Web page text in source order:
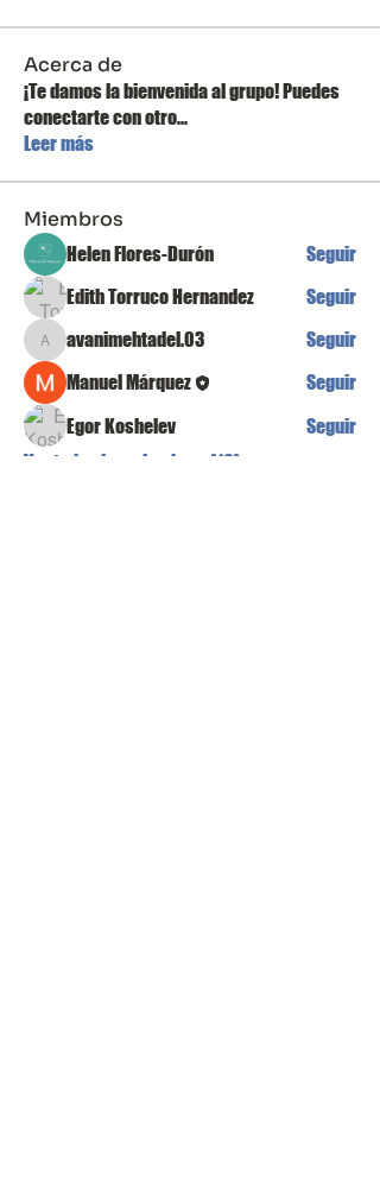
Acerca de
¡Te damos la bienvenida al grupo! Puedes
conectarte con otro...
Leer más
Miembros
Helen Flores-Durón
Seguir
Edith Torruco Hernandez
Seguir
avanimehtadel.03
avanimehtadel.03
Seguir
Manuel Márquez
Seguir
Egor Koshelev
Seguir
Ver todos los miembros (16)